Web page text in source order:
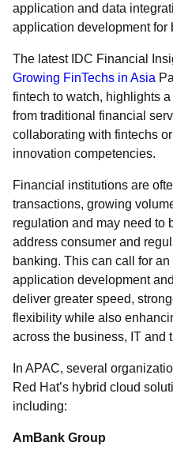
application and data
application development for
The latest IDC Financial
Growing FinTechs in Asia
fintech to watch, highlights
from traditional financial
collaborating with fintechs
innovation competencies.
Financial institutions are
transactions, growing
regulation and may need to
address consumer and
banking. This can call for
application development
deliver greater speed,
flexibility while also
across the business, IT and
In APAC, several
Red Hat’s hybrid cloud
including:
AmBank Group